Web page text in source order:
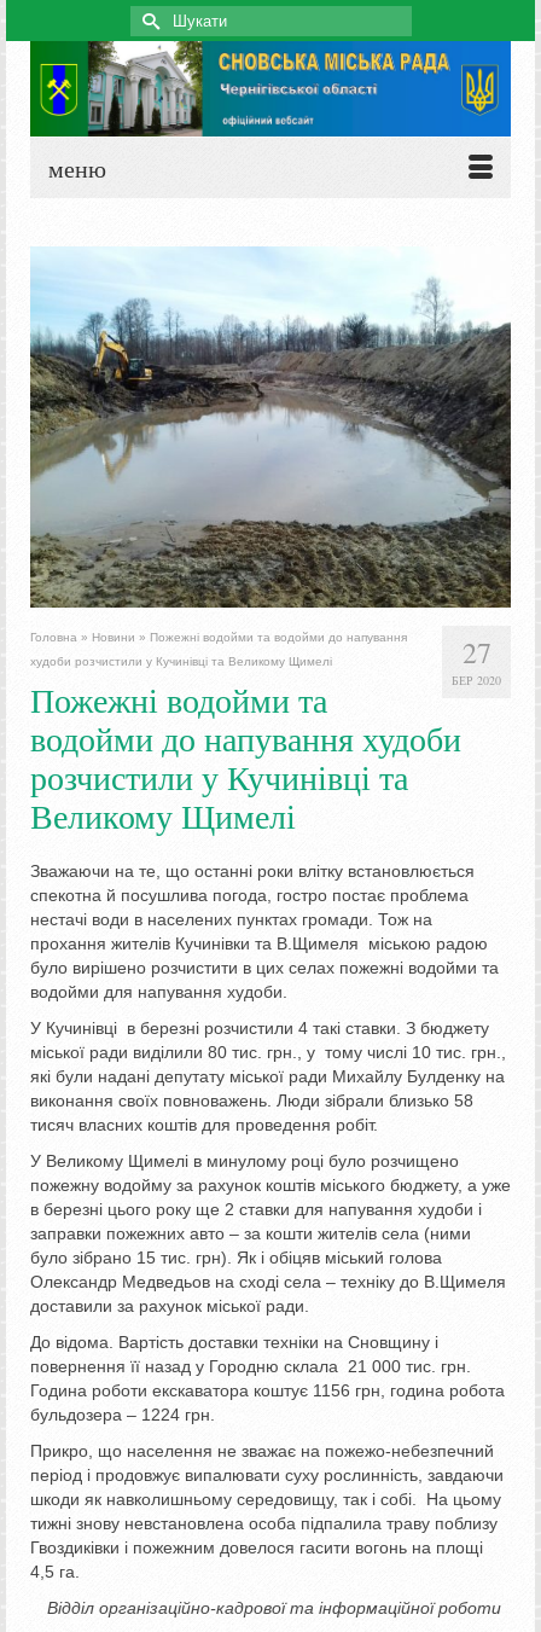
Search
for:
меню
27
БЕР 2020
Головна » Новини » Пожежні водойми та водойми до напування
худоби розчистили у Кучинівці та Великому Щимелі
Пожежні водойми та
водойми до напування худоби
розчистили у Кучинівці та
Великому Щимелі
Зважаючи на те, що останні роки влітку встановлюється
спекотна й посушлива погода, гостро постає проблема
нестачі води в населених пунктах громади. Тож на
прохання жителів Кучинівки та В.Щимеля міською радою
було вирішено розчистити в цих селах пожежні водойми та
водойми для напування худоби.
У Кучинівці в березні розчистили 4 такі ставки. З бюджету
міської ради виділили 80 тис. грн., у тому числі 10 тис. грн.,
які були надані депутату міської ради Михайлу Булденку на
виконання своїх повноважень. Люди зібрали близько 58
тисяч власних коштів для проведення робіт.
У Великому Щимелі в минулому році було розчищено
пожежну водойму за рахунок коштів міського бюджету, а уже
в березні цього року ще 2 ставки для напування худоби і
заправки пожежних авто – за кошти жителів села (ними
було зібрано 15 тис. грн). Як і обіцяв міський голова
Олександр Медведьов на сході села – техніку до В.Щимеля
доставили за рахунок міської ради.
До відома. Вартість доставки техніки на Сновщину і
повернення її назад у Городню склала 21 000 тис. грн.
Година роботи екскаватора коштує 1156 грн, година робота
бульдозера – 1224 грн.
Прикро, що населення не зважає на пожежо-небезпечний
період і продовжує випалювати суху рослинність, завдаючи
шкоди як навколишньому середовищу, так і собі. На цьому
тижні знову невстановлена особа підпалила траву поблизу
Гвоздиківки і пожежним довелося гасити вогонь на площі
4,5 га.
Відділ організаційно-кадрової та інформаційної роботи